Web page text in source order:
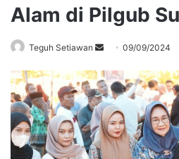
Alam di Pilgub
Teguh Setiawan
Send
email
09/09/2024